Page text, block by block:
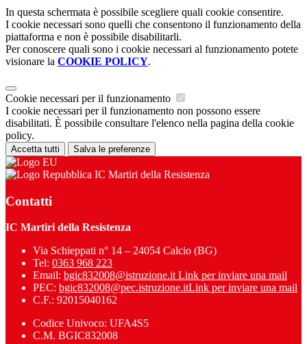
In questa schermata è possibile scegliere quali cookie consentire.
I cookie necessari sono quelli che consentono il funzionamento della
piattaforma e non è possibile disabilitarli.
Per conoscere quali sono i cookie necessari al funzionamento potete
visionare la COOKIE POLICY.
Cookie necessari per il funzionamento
I cookie necessari per il funzionamento non possono essere
disabilitati. È possibile consultare l'elenco nella pagina della cookie
policy.
Accetta tutti Salva le preferenze
IC Martiri della Resistenza
Contatti
IC Martiri della Resistenza
Via Schieppati n° 14 – 24054 Calcio (BG)
Tel: 0363 968 223
Email: bgic832008@istruzione.it Link per inviare una mail
PEC: bgic832008@pec.istruzione.itLink per inviare una mail
C.F.: 92015040162
Codice Univoco: UFA4S5
C.M. BGIC832008